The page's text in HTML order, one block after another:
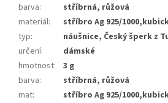
barva:
stříbrná, růžová
materiál:
stříbro Ag 925/
typ:
náušnice, Český šperk z
určení:
dámské
hmotnost:
3 g
barva:
stříbrná, růžová
mat:
stříbro Ag 925/